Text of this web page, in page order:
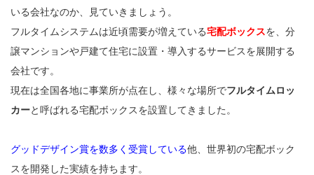
いる会社なのか、見ていきましょう。
フルタイムシステムは近頃需要が増えている宅配ボックスを、分
譲マンションや戸建て住宅に設置・導入するサービスを展開する
会社です。
現在は全国各地に事業所が点在し、様々な場所でフルタイムロッ
カーと呼ばれる宅配ボックスを設置してきました。
グッドデザイン賞を数多く受賞している他、世界初の宅配ボック
スを開発した実績を持ちます。